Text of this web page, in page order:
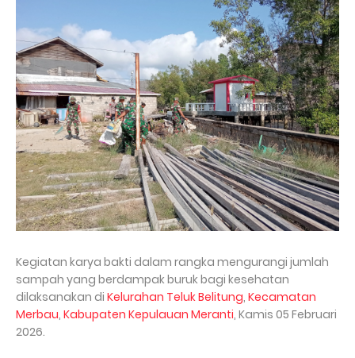
Kegiatan karya bakti dalam rangka mengurangi jumlah
sampah yang berdampak buruk bagi kesehatan
dilaksanakan di Kelurahan Teluk Belitung, Kecamatan
Merbau, Kabupaten Kepulauan Meranti, Kamis 05 Februari
2026.